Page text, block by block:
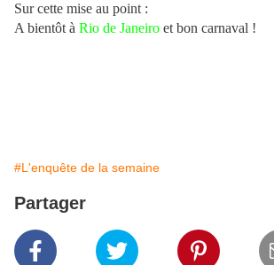
Sur cette mise au point :
A bientôt à Rio de Janeiro et bon carnaval !
#L'enquête de la semaine
Partager